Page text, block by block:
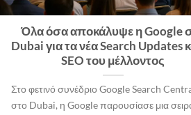
Όλα όσα αποκάλυψε η Google
Dubai για τα νέα Search Updates
SEO του μέλλοντος
Στο φετινό συνέδριο Google Search
στο Dubai, η Google παρουσίασε μια